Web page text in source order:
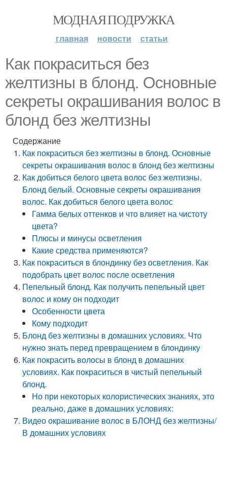
МОДНАЯ ПОДРУЖКА
главная новости статьи
Как покраситься без
желтизны в блонд. Основные
секреты окрашивания волос в
блонд без желтизны
Содержание
Как покраситься без желтизны в блонд. Основные
секреты окрашивания волос в блонд без желтизны
Как добиться белого цвета волос без желтизны.
Блонд белый. Основные секреты окрашивания
волос. Как добиться белого цвета волос
Гамма белых оттенков и что влияет на чистоту
цвета?
Плюсы и минусы осветления
Какие средства применяются?
Как покраситься в блондинку без осветления. Как
подобрать цвет волос после осветления
Пепельный блонд. Как получить пепельный цвет
волос и кому он подходит
Особенности цвета
Кому подходит
Блонд без желтизны в домашних условиях. Что
нужно знать перед превращением в блондинку
Как покрасить волосы в блонд в домашних
условиях. Как покраситься в чистый пепельный
блонд.
Но при некоторых колористических знаниях, это
реально, даже в домашних условиях:
Видео окрашивание волос в БЛОНД без желтизны/
В домашних условиях